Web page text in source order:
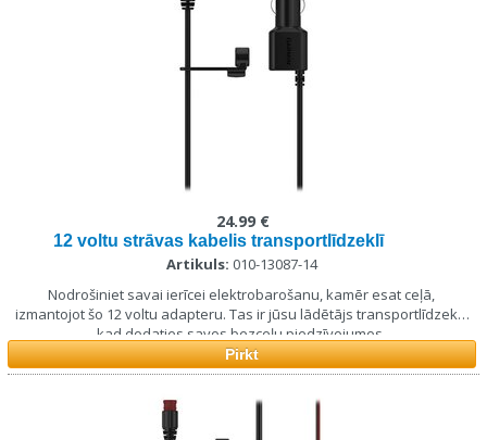
12 voltu strāvas kabelis transportlīdzeklī
Artikuls: 010-13087-14
Nodrošiniet savai ierīcei elektrobarošanu, kamēr esat ceļā,
izmantojot šo 12 voltu adapteru. Tas ir jūsu lādētājs transportlīdzeklī,
kad dodaties savos bezceļu piedzīvojumos.
24.99 €
Pirkt